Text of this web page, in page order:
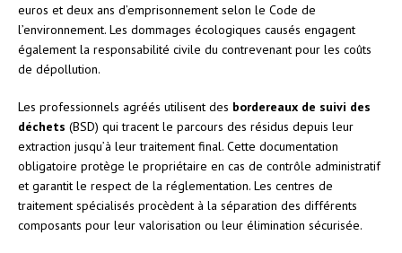
euros et deux ans d’emprisonnement selon le Code de
l’environnement. Les dommages écologiques causés engagent
également la responsabilité civile du contrevenant pour les coûts
de dépollution.
Les professionnels agréés utilisent des bordereaux de suivi des
déchets (BSD) qui tracent le parcours des résidus depuis leur
extraction jusqu’à leur traitement final. Cette documentation
obligatoire protège le propriétaire en cas de contrôle administratif
et garantit le respect de la réglementation. Les centres de
traitement spécialisés procèdent à la séparation des différents
composants pour leur valorisation ou leur élimination sécurisée.